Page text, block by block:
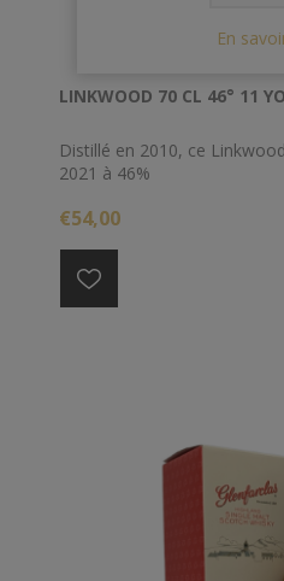
LINKWOOD 70 CL 46° 11
Distillé en 2010, ce
2021 à 46%
€54,00
En